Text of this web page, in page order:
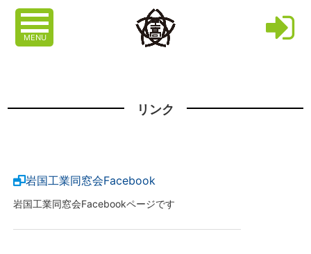
MENU
リンク
岩国工業同窓会Facebook
岩国工業同窓会Facebookページです